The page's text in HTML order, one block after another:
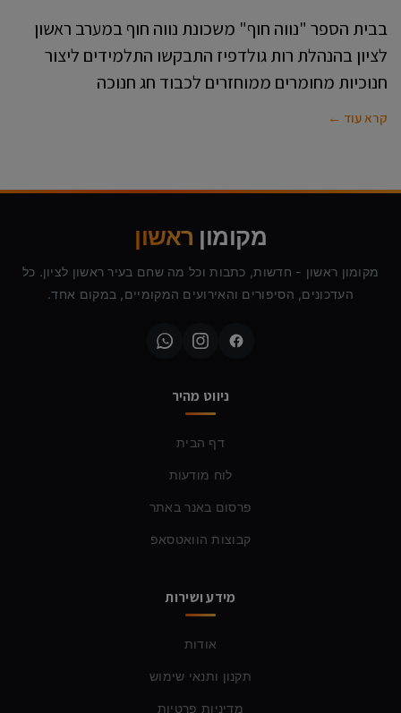
בבית הספר "נווה חוף" משכונת נווה חוף במערב ראשון
לציון בהנהלת רות גולדפיז התבקשו התלמידים ליצור
חנוכיות מחומרים ממוחזרים לכבוד חג חנוכה
קרא עוד ←
מקומון ראשון
מקומון ראשון - חדשות, כתבות וכל מה שחם בעיר ראשון לציון. כל
העדכונים, הסיפורים והאירועים המקומיים, במקום אחד.
ניווט מהיר
דף הבית
לוח מודעות
פרסום באנר באתר
קבוצות הוואטסאפ
מידע ושירות
אודות
תקנון ותנאי שימוש
מדיניות פרטיות